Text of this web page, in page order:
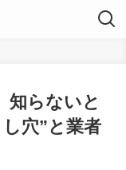
知らないと
穴”と業者